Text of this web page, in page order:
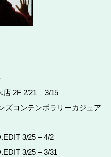
2F 2/21 – 3/15
ズコンテンポラリーカジュア
3/25 – 4/2
3/25 – 3/31